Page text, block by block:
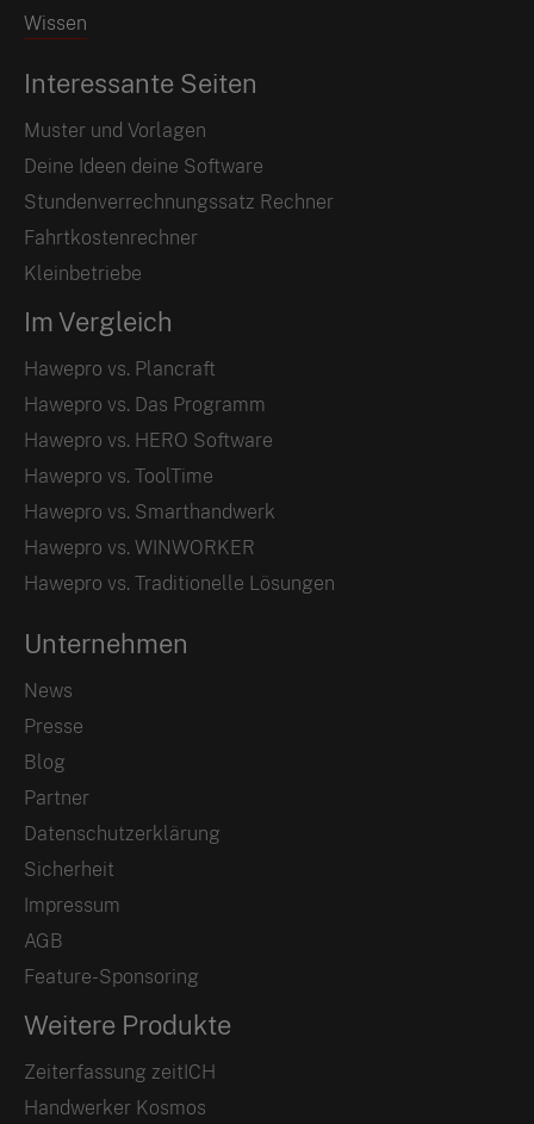
Wissen
Interessante Seiten
Muster und Vorlagen
Deine Ideen deine Software
Stundenverrechnungssatz Rechner
Fahrtkostenrechner
Kleinbetriebe
Im Vergleich
Hawepro vs. Plancraft
Hawepro vs. Das Programm
Hawepro vs. HERO Software
Hawepro vs. ToolTime
Hawepro vs. Smarthandwerk
Hawepro vs. WINWORKER
Hawepro vs. Traditionelle Lösungen
Unternehmen
News
Presse
Blog
Partner
Datenschutzerklärung
Sicherheit
Impressum
AGB
Feature-Sponsoring
Weitere Produkte
Zeiterfassung zeitICH
Handwerker Kosmos